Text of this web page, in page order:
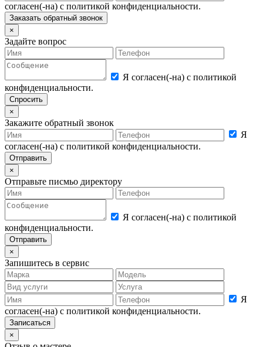
согласен(-на) с политикой конфиденциальности.
×
Задайте вопрос
Я согласен(-на) с политикой
конфиденциальности.
×
Закажите обратный звонок
Я
согласен(-на) с политикой конфиденциальности.
×
Отправьте писмьо директору
Я согласен(-на) с политикой
конфиденциальности.
×
Запишитесь в сервис
Я
согласен(-на) с политикой конфиденциальности.
×